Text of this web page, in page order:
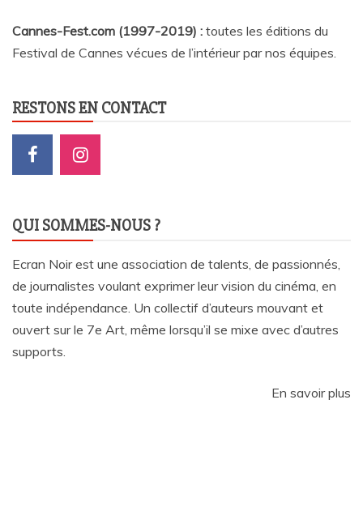
Cannes-Fest.com (1997-2019) : toutes les éditions du
Festival de Cannes vécues de l’intérieur par nos équipes.
RESTONS EN CONTACT
QUI SOMMES-NOUS ?
Ecran Noir est une association de talents, de passionnés,
de journalistes voulant exprimer leur vision du cinéma, en
toute indépendance. Un collectif d’auteurs mouvant et
ouvert sur le 7e Art, même lorsqu’il se mixe avec d’autres
supports.
En savoir plus